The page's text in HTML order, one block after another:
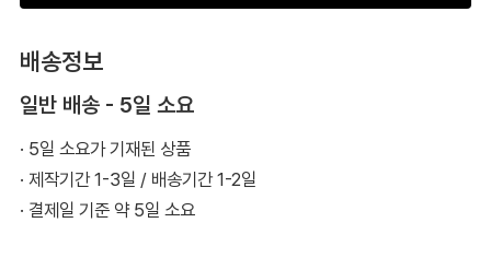
배송정보
일반 배송 - 5일 소요
· 5일 소요가 기재된 상품
· 제작기간 1-3일 / 배송기간 1-2일
· 결제일 기준 약 5일 소요